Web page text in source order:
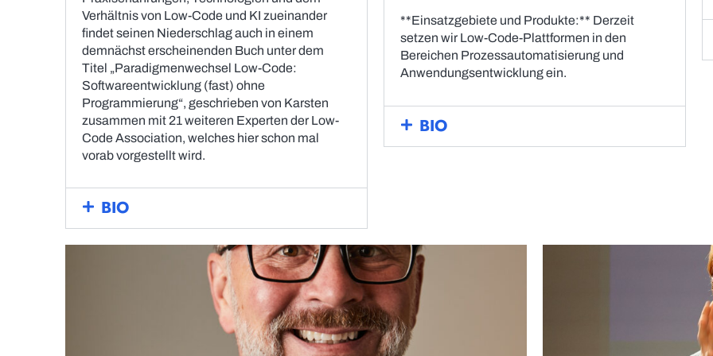
Verhältnis von Low-Code und KI zueinander
findet seinen Niederschlag auch in einem
demnächst erscheinenden Buch unter dem
Titel „Paradigmenwechsel Low-Code:
Softwareentwicklung (fast) ohne
Programmierung“, geschrieben von Karsten
zusammen mit 21 weiteren Experten der Low-
Code Association, welches hier schon mal
vorab vorgestellt wird.
BIO
**Einsatzgebiete und Produkte:** Derzeit
setzen wir Low-Code-Plattformen in den
Bereichen Prozessautomatisierung und
Anwendungsentwicklung ein.
BIO